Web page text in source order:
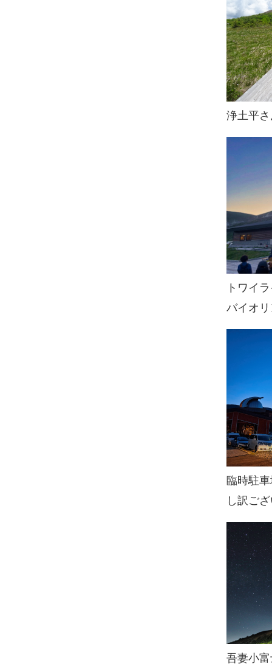
浄土平
トワイ
バイオ
臨時駐
し訳ご
吾妻小